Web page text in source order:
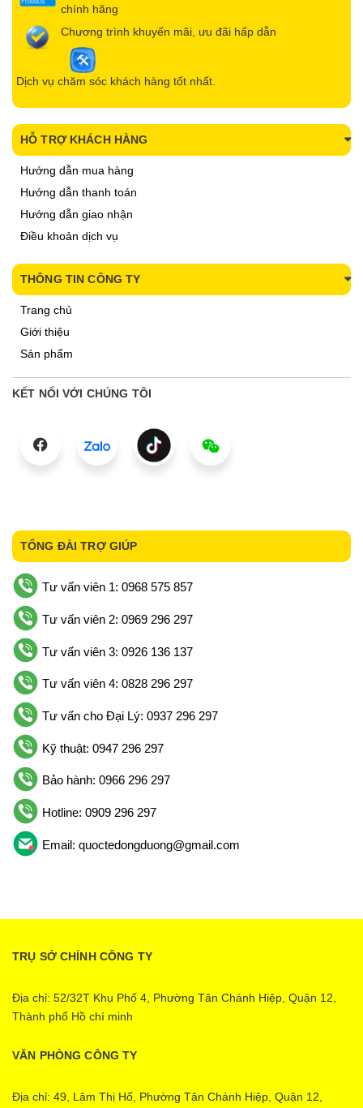
chính hãng
Chương trình khuyến mãi, ưu đãi hấp dẫn
Dịch vụ chăm sóc khách hàng tốt nhất.
HỖ TRỢ KHÁCH HÀNG
Hướng dẫn mua hàng
Hướng dẫn thanh toán
Hướng dẫn giao nhận
Điều khoản dịch vụ
THÔNG TIN CÔNG TY
Trang chủ
Giới thiệu
Sản phẩm
KẾT NỐI VỚI CHÚNG TÔI
TỔNG ĐÀI TRỢ GIÚP
Tư vấn viên 1: 0968 575 857
Tư vấn viên 2: 0969 296 297
Tư vấn viên 3: 0926 136 137
Tư vấn viên 4: 0828 296 297
Tư vấn cho Đại Lý: 0937 296 297
Kỹ thuật: 0947 296 297
Bảo hành: 0966 296 297
Hotline: 0909 296 297
Email: quoctedongduong@gmail.com
TRỤ SỞ CHÍNH CÔNG TY
Địa chỉ: 52/32T Khu Phố 4, Phường Tân Chánh Hiệp, Quận 12,
Thành phố Hồ chí minh
VĂN PHÒNG CÔNG TY
Địa chỉ: 49, Lâm Thị Hố, Phường Tân Chánh Hiệp, Quận 12,